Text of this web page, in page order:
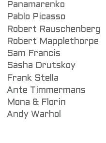
Panamarenko
Pablo Picasso
Robert Rauschenberg
Robert Mapplethorpe
Sam Francis
Sasha Drutskoy
Frank Stella
Ante Timmermans
Mona & Florin
Andy Warhol